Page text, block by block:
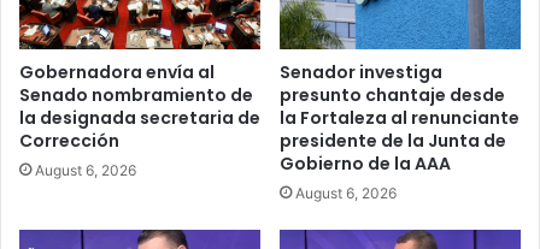
Gobernadora envía al
Senado nombramiento de
la designada secretaria de
Corrección
August 6, 2026
Senador investiga
presunto chantaje desde
la Fortaleza al renunciante
presidente de la Junta de
Gobierno de la AAA
August 6, 2026